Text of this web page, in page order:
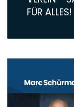
FÜR ALLES!